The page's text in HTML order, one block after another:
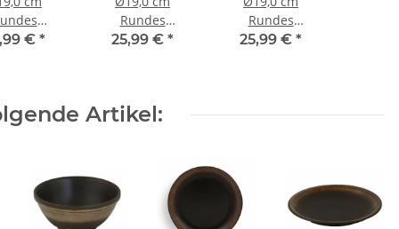
€ *
Rundes
Schneidebrett
25,99 € *
Rundes
Schneidebrett
25,99 € *
Artikel: